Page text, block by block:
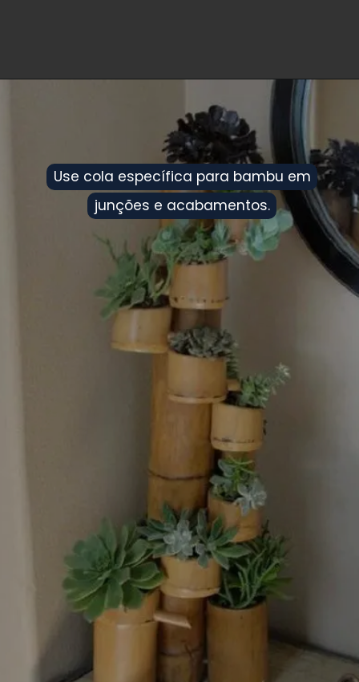
Use cola específica para bambu em
junções e acabamentos.
Use cola específica para bambu em
junções e acabamentos.